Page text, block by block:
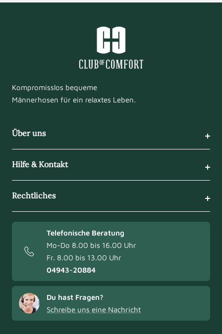
Kompromisslos bequeme
Männerhosen für ein relaxtes Leben.
Über uns
Hilfe & Kontakt
Rechtliches
Telefonische Beratung
Mo-Do 8.00 bis 16.00 Uhr
Fr. 8.00 bis 13.00 Uhr
04943-20884
Du hast Fragen?
Schreibe uns eine Nachricht